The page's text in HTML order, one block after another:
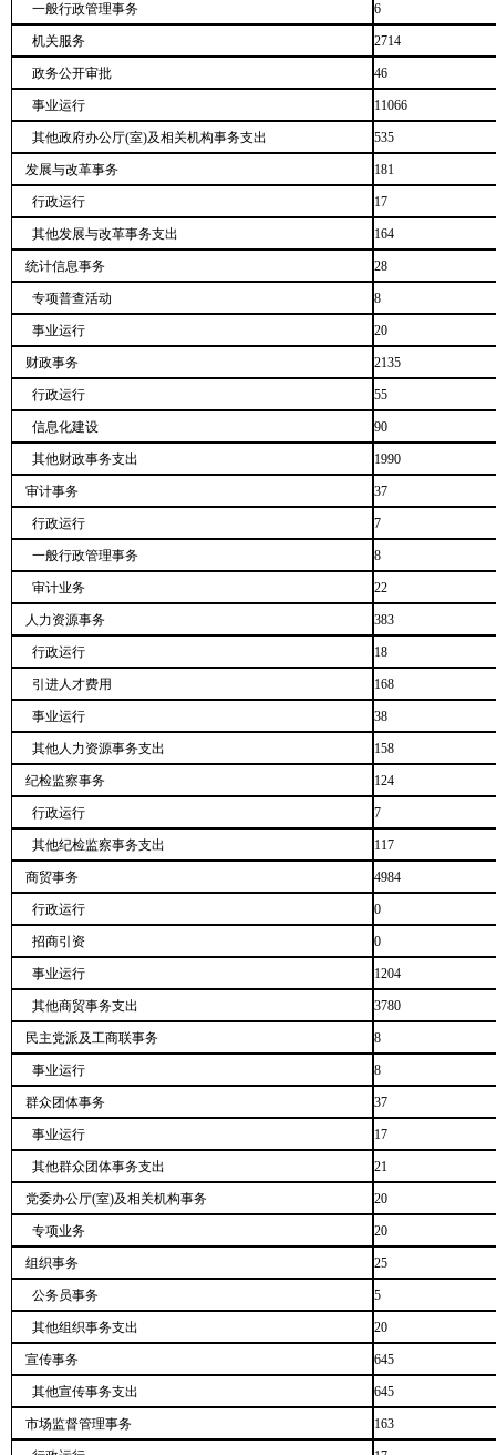
一般行政管理事务 6
机关服务 2714
政务公开审批 46
事业运行 11066
其他政府办公厅(室)及相关机构事务支出 535
发展与改革事务 181
行政运行 17
其他发展与改革事务支出 164
统计信息事务 28
专项普查活动 8
事业运行 20
财政事务 2135
行政运行 55
信息化建设 90
其他财政事务支出 1990
审计事务 37
行政运行 7
一般行政管理事务 8
审计业务 22
人力资源事务 383
行政运行 18
引进人才费用 168
事业运行 38
其他人力资源事务支出 158
纪检监察事务 124
行政运行 7
其他纪检监察事务支出 117
商贸事务 4984
行政运行 0
招商引资 0
事业运行 1204
其他商贸事务支出 3780
民主党派及工商联事务 8
事业运行 8
群众团体事务 37
事业运行 17
其他群众团体事务支出 21
党委办公厅(室)及相关机构事务 20
专项业务 20
组织事务 25
公务员事务 5
其他组织事务支出 20
宣传事务 645
其他宣传事务支出 645
市场监督管理事务 163